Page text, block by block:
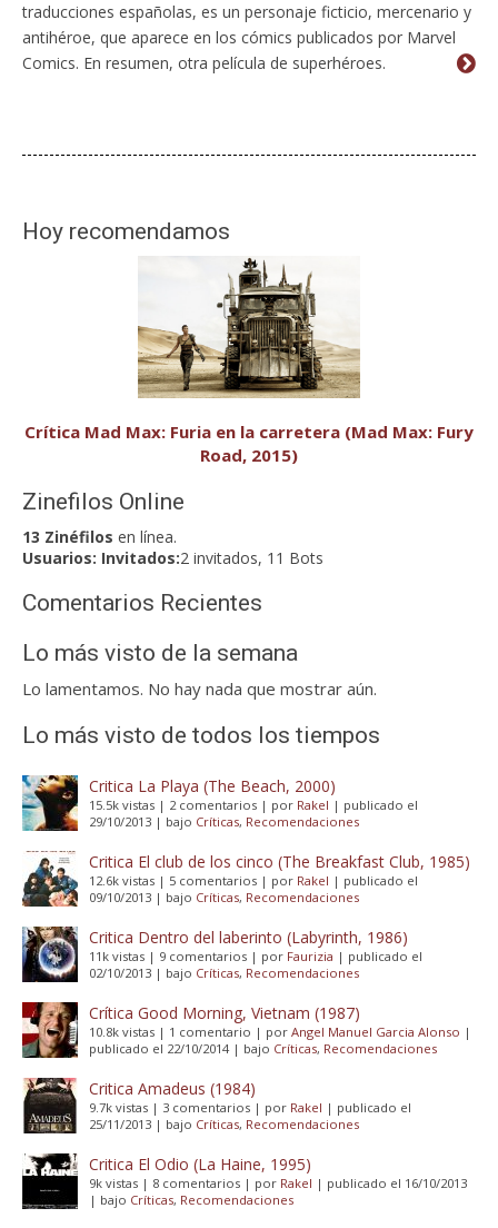
traducciones españolas, es un personaje ficticio, mercenario y
antihéroe, que aparece en los cómics publicados por Marvel
Comics. En resumen, otra película de superhéroes.
Hoy recomendamos
Crítica Mad Max: Furia en la carretera (Mad Max: Fury
Road, 2015)
Zinefilos Online
13 Zinéfilos en línea.
Usuarios: Invitados:2 invitados, 11 Bots
Comentarios Recientes
Lo más visto de la semana
Lo lamentamos. No hay nada que mostrar aún.
Lo más visto de todos los tiempos
Critica La Playa (The Beach, 2000)
15.5k vistas | 2 comentarios | por Rakel | publicado el
29/10/2013 | bajo Críticas, Recomendaciones
Critica El club de los cinco (The Breakfast Club, 1985)
12.6k vistas | 5 comentarios | por Rakel | publicado el
09/10/2013 | bajo Críticas, Recomendaciones
Critica Dentro del laberinto (Labyrinth, 1986)
11k vistas | 9 comentarios | por Faurizia | publicado el
02/10/2013 | bajo Críticas, Recomendaciones
Crítica Good Morning, Vietnam (1987)
10.8k vistas | 1 comentario | por Angel Manuel Garcia Alonso |
publicado el 22/10/2014| bajo Críticas, Recomendaciones
Critica Amadeus (1984)
9.7k vistas | 3 comentarios | por Rakel | publicado el
25/11/2013 | bajo Críticas, Recomendaciones
Critica El Odio (La Haine, 1995)
9k vistas | 8 comentarios | por Rakel | publicado el 16/10/2013
| bajo Críticas, Recomendaciones